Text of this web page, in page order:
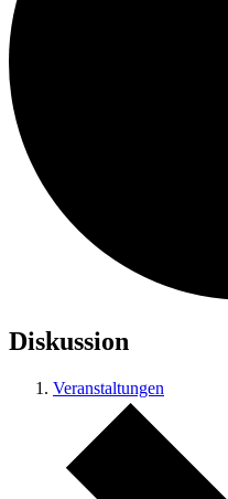
Diskussion
Veranstaltungen